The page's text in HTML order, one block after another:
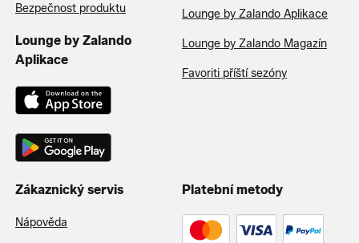
Bezpečnost produktu
Lounge by Zalando
Aplikace
Lounge by Zalando Aplikace
Lounge by Zalando Magazín
Favoriti příští sezóny
Zákaznický servis
Nápověda
Platební metody